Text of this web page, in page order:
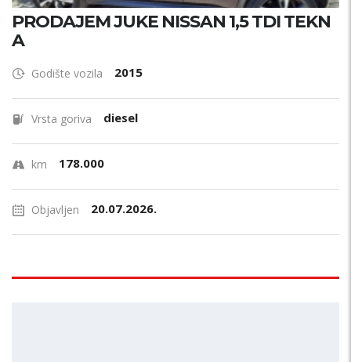
PRODAJEM JUKE NISSAN 1,5 TDI TEKN
A
Godište vozila 2015
Vrsta goriva diesel
km 178.000
Objavljen 20.07.2026.